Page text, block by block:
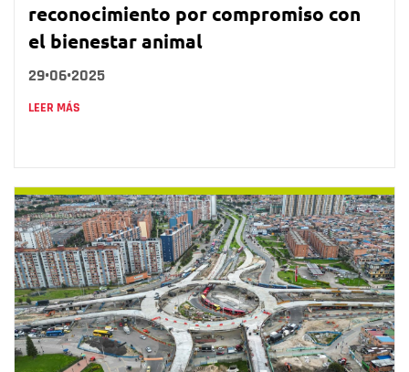
reconocimiento por compromiso con
el bienestar animal
29•06•2025
LEER MÁS